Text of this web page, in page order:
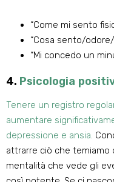
“Come mi sento
“Cosa sento/
“Mi concedo un
4. Psicologia
Tenere un registro
aumentare
depressione e ansia.
attrarre ciò che temiamo
mentalità che vede gli